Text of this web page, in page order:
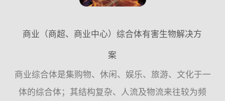
商业（商超、商业中心）综合体有害生物解决方
案
商业综合体是集购物、休闲、娱乐、旅游、文化于一
体的综合体；其结构复杂、人流及物流来往较为频